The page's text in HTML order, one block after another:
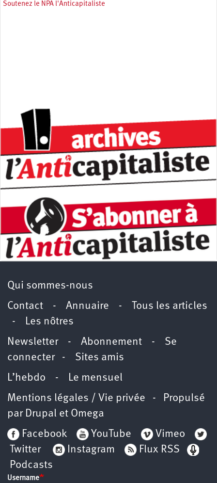
Soutenez le NPA l'Anticapitaliste
Qui sommes-nous
Contact - Annuaire -
Tous les articles
- Les nôtres
Newsletter- Abonnement - Se
connecter- Sites amis
L’hebdo - Le mensuel
Mentions légales / Vie privée - Propulsé
par Drupal et Omega
Facebook
YouTube
Vimeo
Twitter
Instagram
Flux RSS
Podcasts
Username